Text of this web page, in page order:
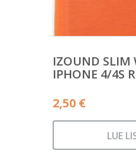
IZOUND SLIM
IPHONE 4/4S
2,50 €
LUE